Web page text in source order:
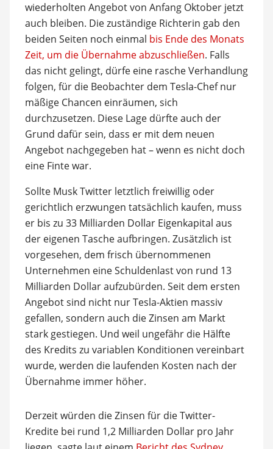
wiederholten Angebot von Anfang Oktober jetzt
auch bleiben. Die zuständige Richterin gab den
beiden Seiten noch einmal bis Ende des Monats
Zeit, um die Übernahme abzuschließen. Falls
das nicht gelingt, dürfe eine rasche Verhandlung
folgen, für die Beobachter dem Tesla-Chef nur
mäßige Chancen einräumen, sich
durchzusetzen. Diese Lage dürfte auch der
Grund dafür sein, dass er mit dem neuen
Angebot nachgegeben hat – wenn es nicht doch
eine Finte war.
Sollte Musk Twitter letztlich freiwillig oder
gerichtlich erzwungen tatsächlich kaufen, muss
er bis zu 33 Milliarden Dollar Eigenkapital aus
der eigenen Tasche aufbringen. Zusätzlich ist
vorgesehen, dem frisch übernommenen
Unternehmen eine Schuldenlast von rund 13
Milliarden Dollar aufzubürden. Seit dem ersten
Angebot sind nicht nur Tesla-Aktien massiv
gefallen, sondern auch die Zinsen am Markt
stark gestiegen. Und weil ungefähr die Hälfte
des Kredits zu variablen Konditionen vereinbart
wurde, werden die laufenden Kosten nach der
Übernahme immer höher.
Derzeit würden die Zinsen für die Twitter-
Kredite bei rund 1,2 Milliarden Dollar pro Jahr